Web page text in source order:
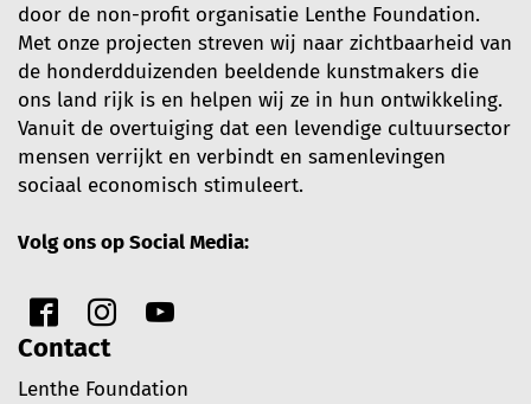
door de non-profit organisatie Lenthe Foundation.
Met onze projecten streven wij naar zichtbaarheid van
de honderdduizenden beeldende kunstmakers die
ons land rijk is en helpen wij ze in hun ontwikkeling.
Vanuit de overtuiging dat een levendige cultuursector
mensen verrijkt en verbindt en samenlevingen
sociaal economisch stimuleert.
Volg ons op Social Media:
Contact
Lenthe Foundation